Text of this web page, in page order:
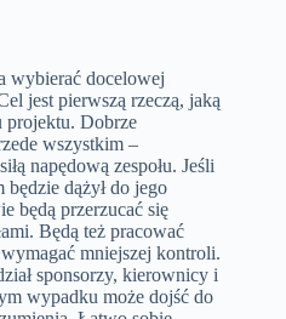
wybierać docelowej
jest pierwszą rzeczą, jaką
projektu. Dobrze
wszystkim –
napędową zespołu. Jeśli
będzie dążył do jego
będą przerzucać się
Będą też pracować
mniejszej kontroli.
sponsorzy, kierownicy i
wypadku może dojść do